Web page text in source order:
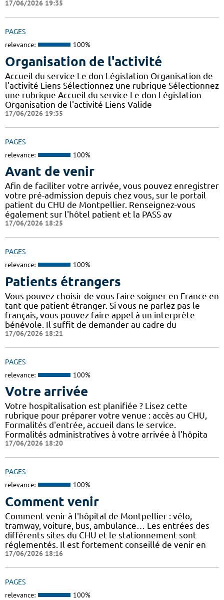
17/06/2026 19:35
PAGES
relevance: 100%
Organisation de l'activité
Accueil du service Le don Législation Organisation de
l'activité Liens Sélectionnez une rubrique Sélectionnez
une rubrique Accueil du service Le don Législation
Organisation de l'activité Liens Valide
17/06/2026 19:35
PAGES
relevance: 100%
Avant de venir
Afin de faciliter votre arrivée, vous pouvez enregistrer
votre pré-admission depuis chez vous, sur le portail
patient du CHU de Montpellier. Renseignez-vous
également sur l'hôtel patient et la PASS av
17/06/2026 18:25
PAGES
relevance: 100%
Patients étrangers
Vous pouvez choisir de vous faire soigner en France en
tant que patient étranger. Si vous ne parlez pas le
français, vous pouvez faire appel à un interprète
bénévole. Il suffit de demander au cadre du
17/06/2026 18:21
PAGES
relevance: 100%
Votre arrivée
Votre hospitalisation est planifiée ? Lisez cette
rubrique pour préparer votre venue : accès au CHU,
Formalités d'entrée, accueil dans le service.
Formalités administratives à votre arrivée à l'hôpita
17/06/2026 18:20
PAGES
relevance: 100%
Comment venir
Comment venir à l'hôpital de Montpellier : vélo,
tramway, voiture, bus, ambulance… Les entrées des
différents sites du CHU et le stationnement sont
réglementés. Il est fortement conseillé de venir en
17/06/2026 18:16
PAGES
relevance: 100%